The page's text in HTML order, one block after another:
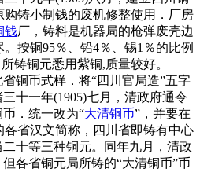
铸小制钱的废机修整使用．厂房
钱厂，铸料是机器局的枪弹废壳边
按铜95％、铅4％、锡1％的比例
所铸铜元悉用紫铜,质量较好。
铜币式样．将“四川官局造”五字
十一年(1905)七月，清政府通令
币．统一改为“大清铜币”，并要在
省汉文简称，四川省即铸有中心
十等三种铜元。同年九月，清政
各省铜元局所铸的“大清铜币”币